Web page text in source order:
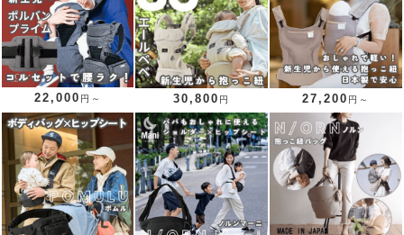
22,000 円～ 30,800 円 27,200 円～